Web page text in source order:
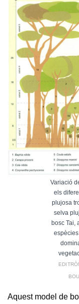
Variació
els
plujosa
selva
bosc Tai,
Aquest model de